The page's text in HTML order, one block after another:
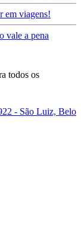
em viagens!
vale a pena
todos os
- São Luiz, Belo